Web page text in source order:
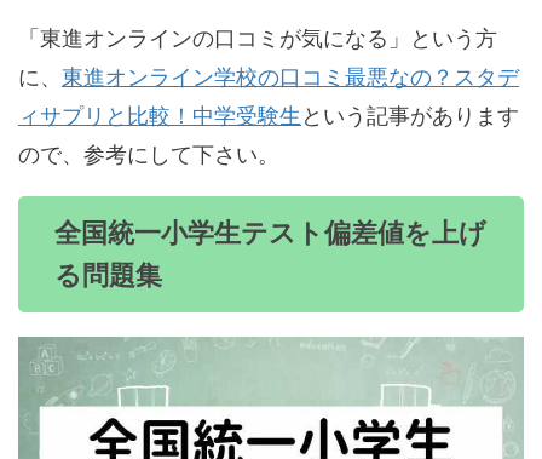
「東進オンラインの口コミが気になる」という方
に、 東進オンライン学校の口コミ最悪なの？スタデ
ィサプリと比較！中学受験生という記事があります
ので、参考にして下さい。
全国統一小学生テスト偏差値を上げ
る問題集